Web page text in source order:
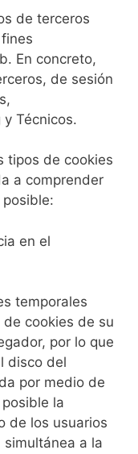
de terceros
En concreto,
de sesión
Técnicos.
tipos de cookies
a comprender
en el
temporales
cookies de su
por lo que
disco del
por medio de
la
de los usuarios
a la